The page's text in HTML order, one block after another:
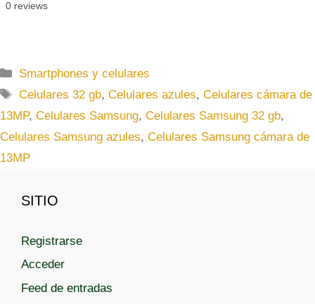
0 reviews
C
a
e
g
o
í
Smartphones y celulares
E
t
q
u
t
s
Celulares 32 gb,Celulares azules,Celulares cámara de
13MP, Celulares Samsung, Celulares Samsung 32 gb,
Celulares Samsung azules, Celulares Samsung cámara de
13MP
SITIO
Registrarse
Acceder
Feed de entradas